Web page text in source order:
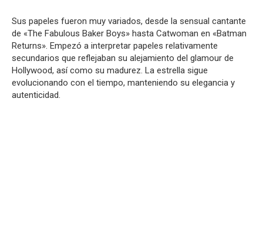
Sus papeles fueron muy variados, desde la sensual cantante
de «The Fabulous Baker Boys» hasta Catwoman en «Batman
Returns». Empezó a interpretar papeles relativamente
secundarios que reflejaban su alejamiento del glamour de
Hollywood, así como su madurez. La estrella sigue
evolucionando con el tiempo, manteniendo su elegancia y
autenticidad.